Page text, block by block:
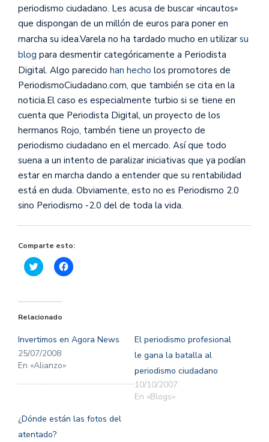
periodismo ciudadano. Les acusa de buscar «incautos»
que dispongan de un millón de euros para poner en
marcha su idea.Varela no ha tardado mucho en utilizar su
blog para desmentir categóricamente a Periodista
Digital. Algo parecido han hecho los promotores de
PeriodismoCiudadano.com, que también se cita en la
noticia.El caso es especialmente turbio si se tiene en
cuenta que Periodista Digital, un proyecto de los
hermanos Rojo, tambén tiene un proyecto de
periodismo ciudadano en el mercado. Así que todo
suena a un intento de paralizar iniciativas que ya podían
estar en marcha dando a entender que su rentabilidad
está en duda. Obviamente, esto no es Periodismo 2.0
sino Periodismo -2.0 del de toda la vida.
Comparte esto:
Haz
clic
Twitter
abre
una
ventana
nueva)
Haz
clic
una
ventana
Relacionado
Invertimos en Agora News
25/07/2008
En «Alianzo»
El periodismo profesional
le gana la batalla al
periodismo ciudadano
10/10/2007
En «Blogs»
¿Dónde están las fotos del
atentado?